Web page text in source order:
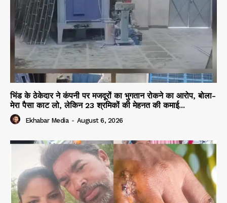
भिंड के ठेकेदार ने कंपनी पर मजदूरों का भुगतान रोकने का आरोप, बोला-
मेरा पैसा काट लो, लेकिन 23 श्रमिकों की मेहनत की कमाई...
Ekhabar Media - August 6, 2026